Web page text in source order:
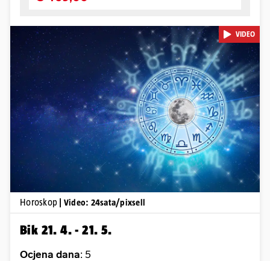
Pokretanje videa...
VIDEO
Horoskop | Video: 24sata/pixsell
Bik 21. 4. - 21. 5.
Ocjena dana: 5